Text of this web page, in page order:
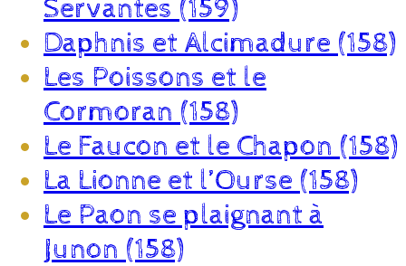
Servantes (159)
Daphnis et Alcimadure (158)
Les Poissons et le
Cormoran (158)
Le Faucon et le Chapon (158)
La Lionne et l’Ourse (158)
Le Paon se plaignant à
Junon (158)